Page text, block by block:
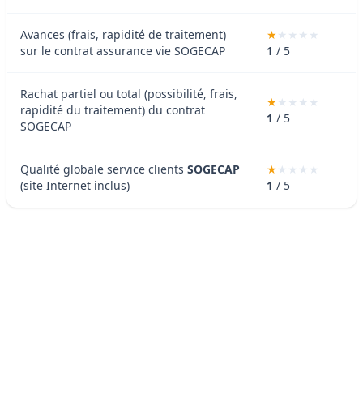
Avances (frais, rapidité de traitement)
sur le contrat assurance vie SOGECAP
1 / 5
Rachat partiel ou total (possibilité, frais,
rapidité du traitement) du contrat
SOGECAP
1 / 5
Qualité globale service clients SOGECAP
(site Internet inclus)
1 / 5